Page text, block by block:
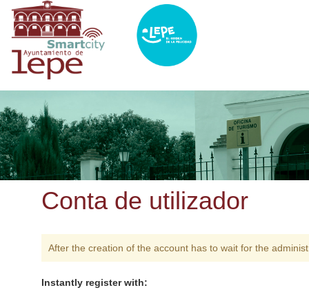
Passar
para
conteúdo
principal
Conta de utilizador
After the creation of the account has to wait for the
Instantly register with: